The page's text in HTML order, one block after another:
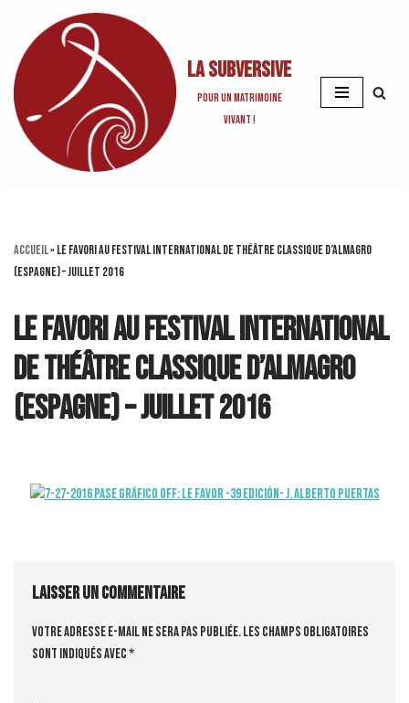
Aller
au
contenu
La Subversive
Pour un matrimoine
vivant !
Accueil»Le Favori au Festival International de Théâtre Classique d’Almagro
(Espagne) – juillet 2016
Le Favori au Festival International
de Théâtre Classique d’Almagro
(Espagne) – juillet 2016
Laisser un commentaire
Votre adresse e-mail ne sera pas publiée.Les champs obligatoires
sont indiqués avec*